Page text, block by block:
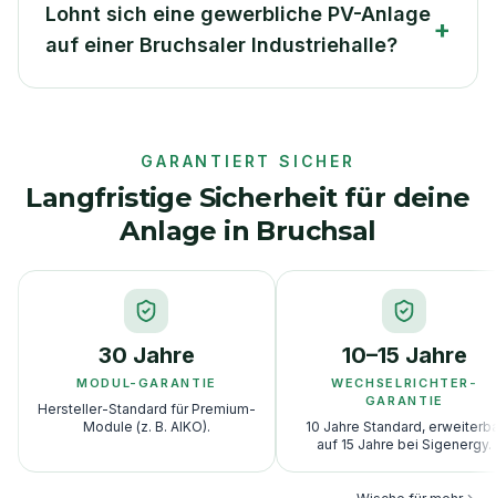
Lohnt sich eine gewerbliche PV-Anlage
auf einer Bruchsaler Industriehalle?
+
GARANTIERT SICHER
Langfristige Sicherheit für deine
Anlage in Bruchsal
30 Jahre
MODUL-GARANTIE
Hersteller-Standard für Premium-
Module (z. B. AIKO).
10–15 Jahre
WECHSELRICHTER-
GARANTIE
10 Jahre Standard,
auf 15 Jahre bei Sigenergy.